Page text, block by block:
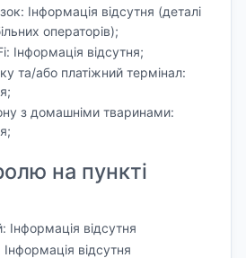
Інформація відсутня (деталі
операторів);
Інформація відсутня;
та/або платіжний термінал:
з домашніми тваринами:
на пункті
Інформація відсутня
відсутня